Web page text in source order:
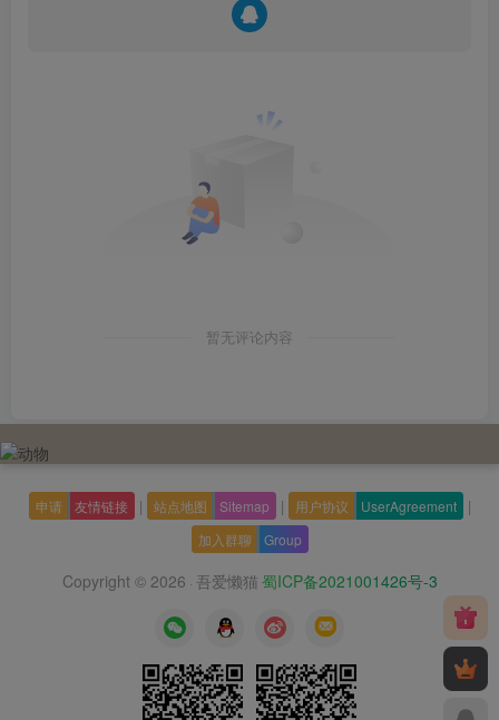
暂无评论内容
申请 友情链接 | 站点地图 Sitemap | 用户协议 UserAgreement |
加入群聊 Group
Copyright © 2026 · 吾爱懒猫 蜀ICP备2021001426号-3